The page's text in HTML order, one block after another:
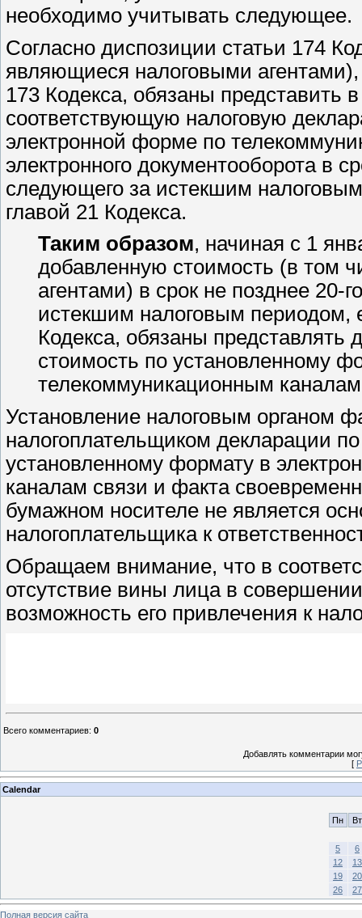
необходимо учитывать следующее.
Согласно диспозиции статьи 174
являющиеся налоговыми агентами),
173 Кодекса, обязаны представить
соответствующую налоговую
электронной форме по
электронного документооборота в
следующего за истекшим
главой 21 Кодекса.
Таким образом, начиная с 1
добавленную стоимость (в том
агентами) в срок не позднее 20-
истекшим налоговым периодом,
Кодекса, обязаны представлять
стоимость по установленному
телекоммуникационным
Установление налоговым органом
налогоплательщиком декларации
установленному формату в
каналам связи и факта
бумажном носителе не является
налогоплательщика к
Обращаем внимание, что в
отсутствие вины лица в
возможность его привлечения к
Всего комментариев: 0
Добавлять комментарии
[
Calendar
Пн Вт
5
6
12
13
19
20
26
27
Полная версия сайта